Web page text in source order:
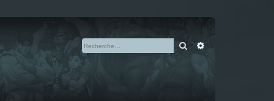
Rechercher